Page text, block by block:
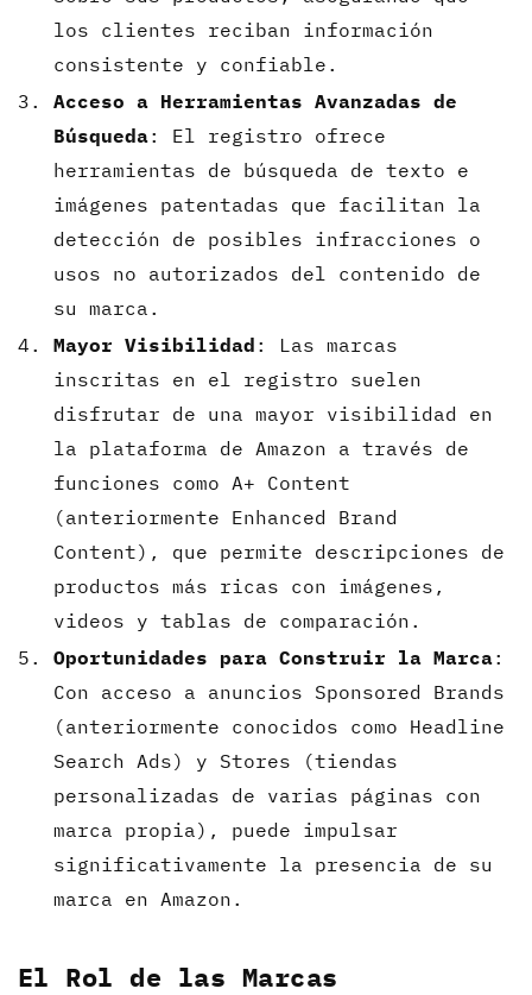
los clientes reciban información
consistente y confiable.
Acceso a Herramientas Avanzadas de
Búsqueda: El registro ofrece
herramientas de búsqueda de texto e
imágenes patentadas que facilitan la
detección de posibles infracciones o
usos no autorizados del contenido de
su marca.
Mayor Visibilidad : Las marcas
inscritas en el registro suelen
disfrutar de una mayor visibilidad en
la plataforma de Amazon a través de
funciones como A+ Content
(anteriormente Enhanced Brand
Content), que permite descripciones de
productos más ricas con imágenes,
videos y tablas de comparación.
Oportunidades para Construir la Marca:
Con acceso a anuncios Sponsored Brands
(anteriormente conocidos como Headline
Search Ads) y Stores (tiendas
personalizadas de varias páginas con
marca propia), puede impulsar
significativamente la presencia de su
marca en Amazon.
El Rol de las Marcas